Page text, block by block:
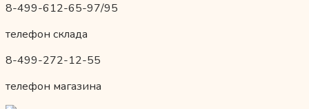
8-499-612-65-97/95
телефон склада
8-499-272-12-55
телефон магазина